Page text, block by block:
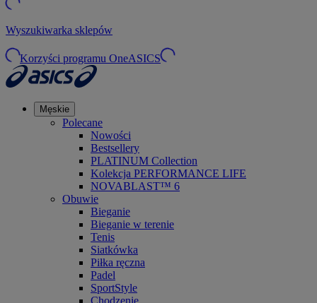
Wyszukiwarka sklepów
Korzyści programu OneASICS
Męskie
Polecane
Nowości
Bestsellery
PLATINUM Collection
Kolekcja PERFORMANCE LIFE
NOVABLAST™ 6
Obuwie
Bieganie
Bieganie w terenie
Tenis
Siatkówka
Piłka ręczna
Padel
SportStyle
Chodzenie